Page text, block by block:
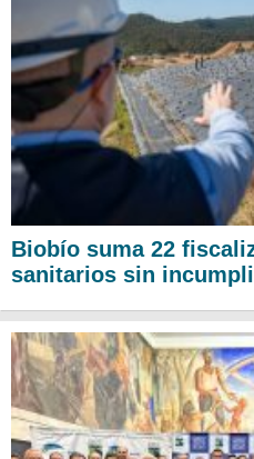
Biobío suma 22
sanitarios sin